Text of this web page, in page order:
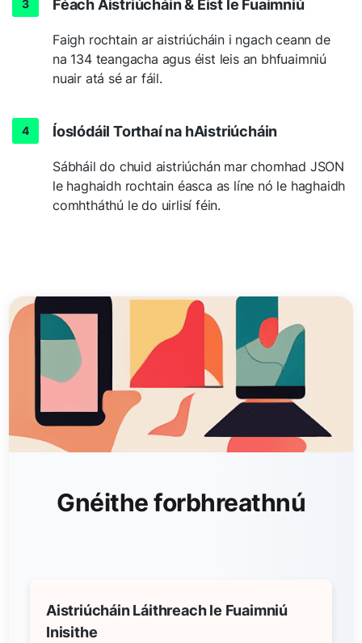
Féach Aistriúcháin & Éist le Fuaimniú
Faigh rochtain ar aistriúcháin i ngach ceann de
na 134 teangacha agus éist leis an bhfuaimniú
nuair atá sé ar fáil.
Íoslódáil Torthaí na hAistriúcháin
Sábháil do chuid aistriúchán mar chomhad JSON
le haghaidh rochtain éasca as líne nó le haghaidh
comhtháthú le do uirlisí féin.
Gnéithe forbhreathnú
Aistriúcháin Láithreach le Fuaimniú
Inisithe